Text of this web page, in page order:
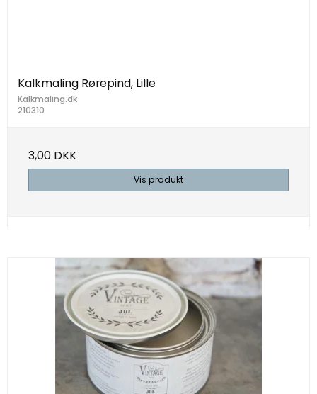
Kalkmaling Rørepind, Lille
Kalkmaling.dk
210310
3,00 DKK
Vis produkt